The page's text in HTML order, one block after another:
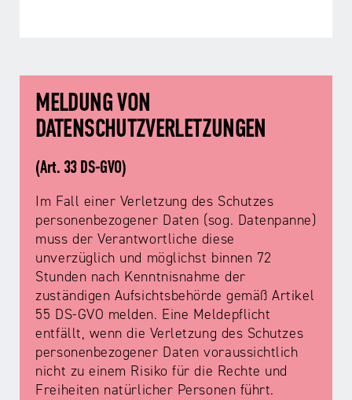
MELDUNG VON
DATENSCHUTZVERLETZUNGEN
(Art. 33 DS-GVO)
Im Fall einer Verletzung des Schutzes
personenbezogener Daten (sog. Datenpanne)
muss der Verantwortliche diese
unverzüglich und möglichst binnen 72
Stunden nach Kenntnisnahme der
zuständigen Aufsichtsbehörde gemäß Artikel
55 DS-GVO melden. Eine Meldepflicht
entfällt, wenn die Verletzung des Schutzes
personenbezogener Daten voraussichtlich
nicht zu einem Risiko für die Rechte und
Freiheiten natürlicher Personen führt.